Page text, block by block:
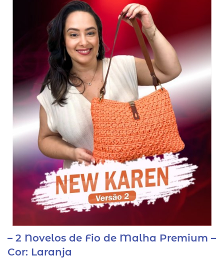
– 2 Novelos de Fio de Malha Premium –
Cor: Laranja